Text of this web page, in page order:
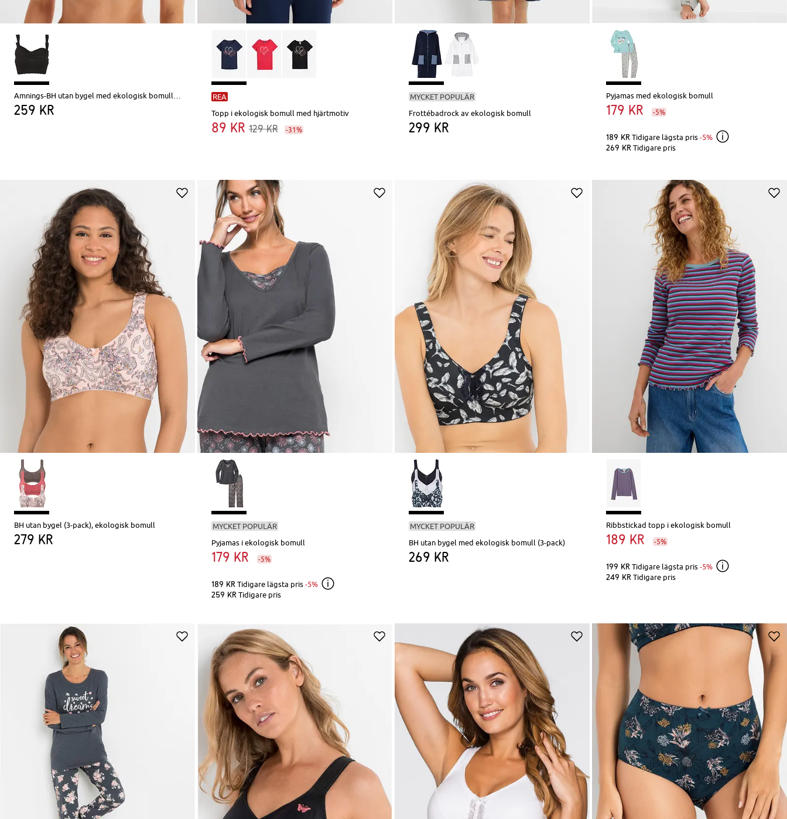
259 kr
REA
Topp i ekologisk bomull med hjärtmotiv
89 kr 129 kr -31%
MYCKET POPULÄR
Frottébadrock av ekologisk bomull
299 kr
Pyjamas med ekologisk bomull
179 kr -5%
189 kr Tidigare lägsta pris-5%
269 kr Tidigare pris
BH utan bygel (3-pack), ekologisk bomull
279 kr
MYCKET POPULÄR
Pyjamas i ekologisk bomull
179 kr -5%
189 krTidigare lägsta pris-5%
259 krTidigare pris
MYCKET POPULÄR
BH utan bygel med ekologisk bomull (3-pack)
269 kr
Ribbstickad topp i ekologisk bomull
189 kr -5%
199 krTidigare lägsta pris-5%
249 krTidigare pris